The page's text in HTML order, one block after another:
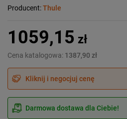
Producent:Thule
1059,15 zł
Cena katalogowa: 1387,90 zł
Kliknij i negocjuj cenę
Darmowa dostawa dla Ciebie!